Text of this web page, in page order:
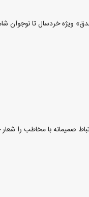
خردسال تا نوجوان
صمیمانه با مخاطب را